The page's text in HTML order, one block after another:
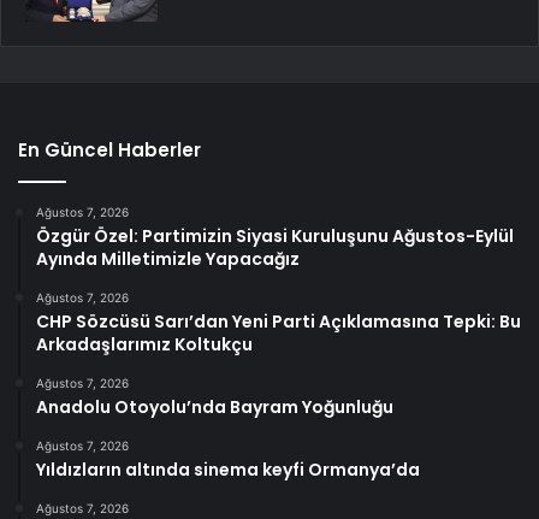
En Güncel Haberler
Ağustos 7, 2026
Özgür Özel: Partimizin Siyasi Kuruluşunu Ağustos-Eylül
Ayında Milletimizle Yapacağız
Ağustos 7, 2026
CHP Sözcüsü Sarı’dan Yeni Parti Açıklamasına Tepki: Bu
Arkadaşlarımız Koltukçu
Ağustos 7, 2026
Anadolu Otoyolu’nda Bayram Yoğunluğu
Ağustos 7, 2026
Yıldızların altında sinema keyfi Ormanya’da
Ağustos 7, 2026